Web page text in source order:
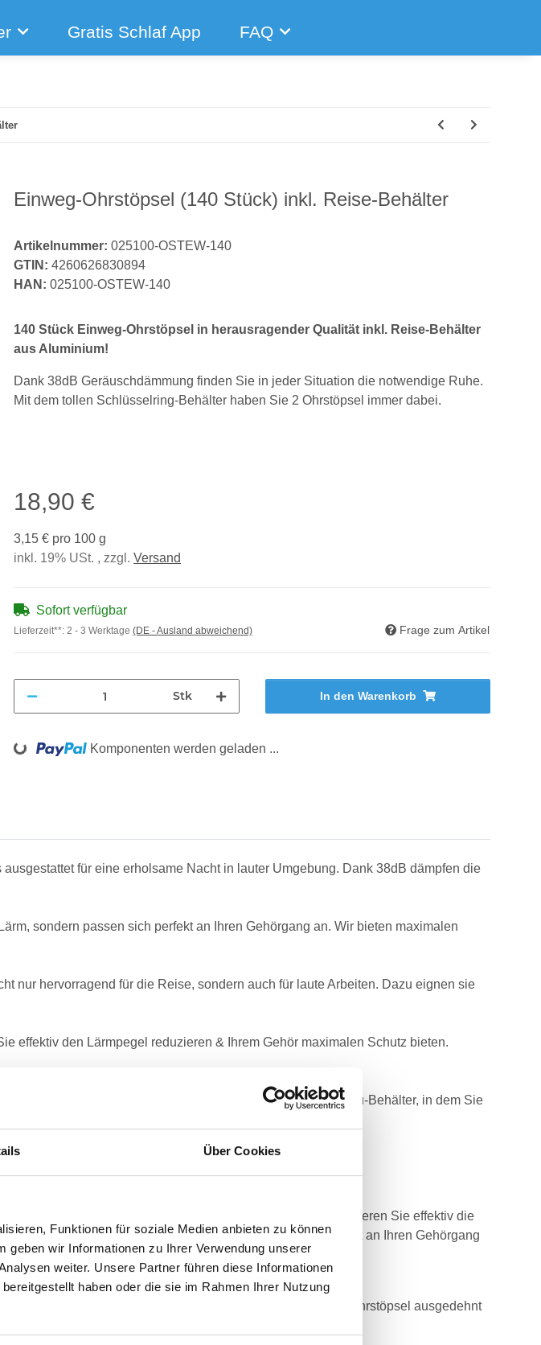
Über Cookies
Funktionen für soziale Medien anbieten zu können
geben wir Informationen zu Ihrer Verwendung unserer
weiter. Unsere Partner führen diese Informationen
haben oder die sie im Rahmen Ihrer Nutzung
Gratis Schlaf App FAQ
Einweg-Ohrstöpsel (140 Stück) inkl. Reise-Behälter
Artikelnummer: 025100-OSTEW-140
GTIN: 4260626830894
HAN: 025100-OSTEW-140
140 Stück Einweg-Ohrstöpsel in herausragender Qualität inkl. Reise-Behälter
aus Aluminium!
Dank 38dB Geräuschdämmung finden Sie in jeder Situation die notwendige Ruhe.
Mit dem tollen Schlüsselring-Behälter haben Sie 2 Ohrstöpsel immer dabei.
18,90 €
3,15 € pro 100 g
inkl. 19% USt. , zzgl. Versand
Sofort verfügbar
Lieferzeit**: 2 - 3 Werktage (DE - Ausland abweichend) Frage zum Artikel
Stk In den Warenkorb
Loading... Komponenten werden geladen ...
für eine erholsame Nacht in lauter Umgebung. Dank 38dB dämpfen die
sondern passen sich perfekt an Ihren Gehörgang an. Wir bieten maximalen
nur hervorragend für die Reise, sondern auch für laute Arbeiten. Dazu eignen sie
effektiv den Lärmpegel reduzieren & Ihrem Gehör maximalen Schutz bieten.
(7-12mm) zusätzlich einen hochwertigen Alu-Behälter, in dem Sie
Ohren vor großem Lärm. Mit dem Gehörschutzstöpsel reduzieren Sie effektiv die
weichem Material passen sich die Ohrstöpsel perfekt an Ihren Gehörgang
einsetzen. Ca. 30 Sekunden warten bis sich die Ohrstöpsel ausgedehnt